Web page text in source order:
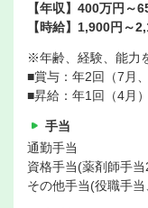
【年収】400万円～
【時給】1,900円～
※年齢、経験、能力
■賞与：年2回（7月
■昇給：年1回（4月）
手当
通勤手当
資格手当(薬剤師手
その他手当(役職手当